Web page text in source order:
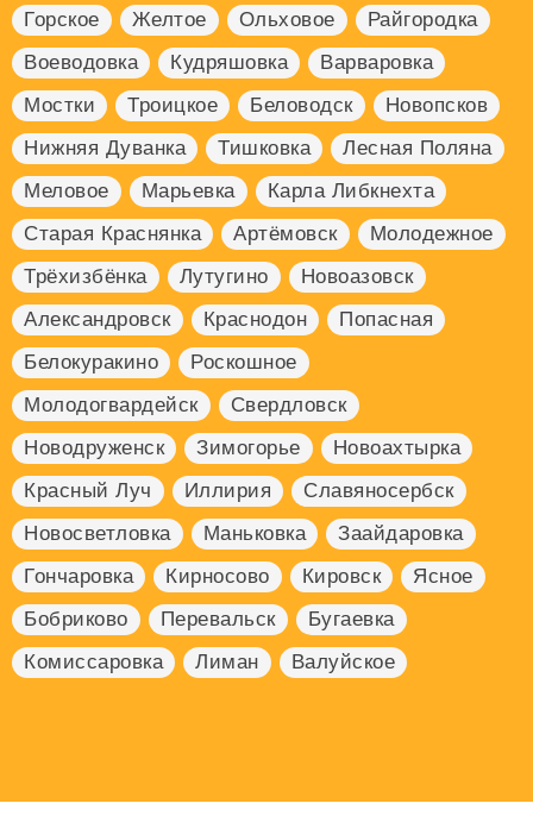
Горское
Желтое Ольховое
Райгородка
Воеводовка
Кудряшовка
Варваровка
Мостки
Троицкое Беловодск
Новопсков
Нижняя Дуванка
Тишковка
Лесная Поляна
Меловое
Марьевка
Карла Либкнехта
Старая Краснянка
Артёмовск
Молодежное
Трёхизбёнка
Лутугино
Новоазовск
Александровск
Краснодон
Попасная
Белокуракино
Роскошное
Молодогвардейск
Свердловск
Новодруженск
Зимогорье
Новоахтырка
Красный Луч
Иллирия
Славяносербск
Новосветловка
Маньковка
Заайдаровка
Гончаровка
Кирносово Кировск
Ясное
Бобриково
Перевальск
Бугаевка
Комиссаровка
Лиман Валуйское